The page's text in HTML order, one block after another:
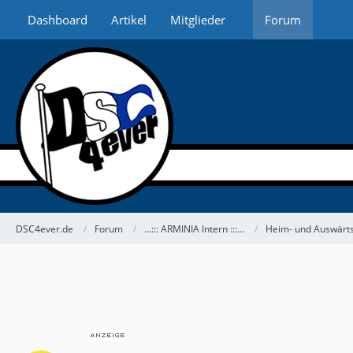
Dashboard Artikel Mitglieder Forum
DSC4ever.de Forum ...::: ARMINIA Intern :::... Heim- und